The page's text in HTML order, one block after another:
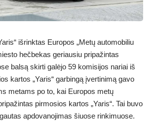
išrinktas Europos „Metų automobiliu
hečbekas geriausiu pripažintas
balsą skirti galėjo 59 komisijos nariai iš
kartos „Yaris“ garbingą įvertinimą gavo
metams po to, kai Europos metų
pirmosios kartos „Yaris“. Tai buvo
apdovanojimas šiuose rinkimuose.